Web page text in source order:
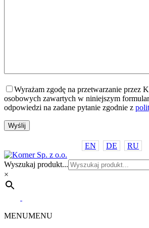
Wyrażam zgodę na przetwarzanie przez
osobowych zawartych w niniejszym
odpowiedzi na zadane pytanie zgodnie z
EN DE RU
Wyszukaj produkt...
×
MENUMENU